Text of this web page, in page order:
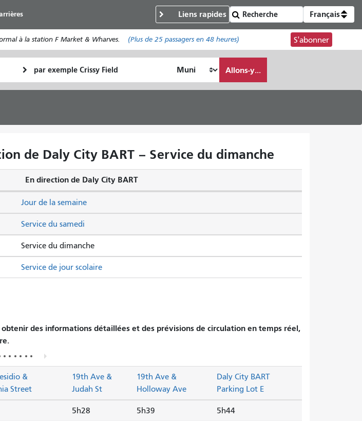
au
contenu
principal
Liens rapides Français
à la station F Market & Wharves. (Plus de 25 passagersen 48 heures) S'abonner
final
Comment
je
Allons-y...
de Daly City BART – Service du dimanche
En direction de Daly City BART
Service du samedi
Service du dimanche
Jour de la semaine
Service de jour scolaire
des informations détaillées et des prévisions de circulation en temps réel,
&
Street
19th Ave &
Judah St
19th Ave &
Holloway Ave
Daly City BART
Parking Lot E
5h28 5h39 5h44